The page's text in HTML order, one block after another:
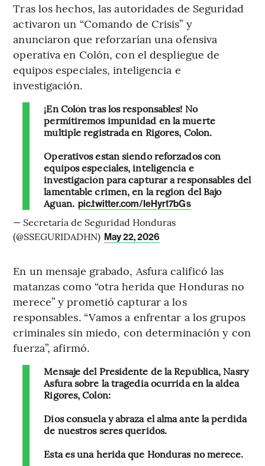
Tras los hechos, las autoridades de Seguridad
activaron un “Comando de Crisis” y
anunciaron que reforzarían una ofensiva
operativa en Colón, con el despliegue de
equipos especiales, inteligencia e
investigación.
¡En Colón tras los responsables! No
permitiremos impunidad en la muerte
múltiple registrada en Rigores, Colón.
Operativos están siendo reforzados con
equipos especiales, inteligencia e
investigación para capturar a responsables del
lamentable crimen, en la región del Bajo
Aguán. pic.twitter.com/IeHyrt7bGs
— Secretaría de Seguridad Honduras
(@SSEGURIDADHN) May 22, 2026
En un mensaje grabado, Asfura calificó las
matanzas como “otra herida que Honduras no
merece” y prometió capturar a los
responsables. “Vamos a enfrentar a los grupos
criminales sin miedo, con determinación y con
fuerza”, afirmó.
Mensaje del Presidente de la República, Nasry
Asfura sobre la tragedia ocurrida en la aldea
Rigores, Colón:
Dios consuela y abraza el alma ante la pérdida
de nuestros seres queridos.
Esta es una herida que Honduras no merece.